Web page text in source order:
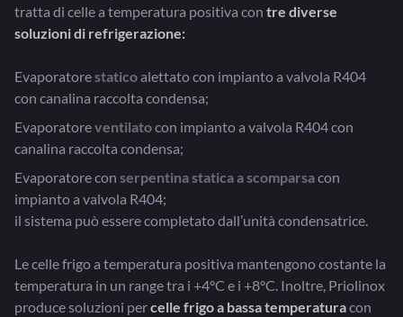
tratta di celle a temperatura positiva con tre diverse
soluzioni di refrigerazione:
Evaporatorestaticoalettato con impianto a valvola R404
con canalina raccolta condensa;
Evaporatoreventilatocon impianto a valvola R404 con
canalina raccolta condensa;
Evaporatore con serpentina statica a scomparsacon
impianto a valvola R404;
il sistema può essere completato dall’unità condensatrice.
Le celle frigo a temperatura positiva mantengono costante la
temperatura in un range tra i +4°C e i +8°C. Inoltre, Priolinox
produce soluzioni percelle frigo a bassa temperaturacon